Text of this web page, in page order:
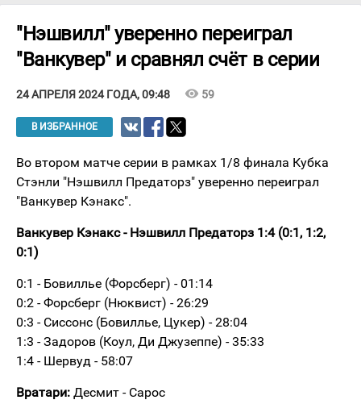
"Нэшвилл" уверенно переиграл
"Ванкувер" и сравнял счёт в серии
24 АПРЕЛЯ 2024 ГОДА, 09:48 visibility 59
В ИЗБРАННОЕ
Во втором матче серии в рамках 1/8 финала Кубка
Стэнли "Нэшвилл Предаторз" уверенно переиграл
"Ванкувер Кэнакс".
Ванкувер Кэнакс - Нэшвилл Предаторз 1:4 (0:1, 1:2,
0:1)
0:1 - Бовиллье (Форсберг) - 01:14
0:2 - Форсберг (Нюквист) - 26:29
0:3 - Сиссонс (Бовиллье, Цукер) - 28:04
1:3 - Задоров (Коул, Ди Джузеппе) - 35:33
1:4 - Шервуд - 58:07
Вратари: Десмит - Сарос